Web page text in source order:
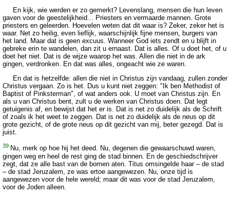
En kijk, wie werden er zo gemerkt? Levenslang, mensen die hun leven
gaven voor de geestelijkheid... Priesters en vermaarde mannen. Grote
priesters en geleerden. Hoevelen weten dat dit waar is? Zeker, zeker het is
waar. Net zo heilig, even lieflijk, waarschijnlijk fijne mensen, burgers van
het land. Maar dat is geen excuus. Wanneer God iets zendt en u blijft in
gebreke erin te wandelen, dan zit u ernaast. Dat is alles. Of u doet het, of u
doet het niet. Dat is de wijze waarop het was. Allen die niet in de ark
gingen, verdronken. En dat was alles, ongeacht wie ze waren.
En dat is hetzelfde: allen die niet in Christus zijn vandaag, zullen zonder
Christus vergaan. Zo is het. Dus u kunt niet zeggen: "Ik ben Methodist of
Baptist of Pinksterman", of wat anders ook. U moet van Christus zijn. En
als u van Christus bent, zult u de werken van Christus doen. Dat legt
getuigenis af, en bewijst dat het er is. Dat is net zo duidelijk als de Schrift
of zoals ik het weet te zeggen. Dat is net zo duidelijk als de neus op dit
grote gezicht, of de grote neus op dit gezicht van mij, beter gezegd. Dat is
juist.
39 Nu, merk op hoe hij het deed. Nu, degenen die gewaarschuwd waren,
gingen weg en heel de rest ging de stad binnen. En de geschiedschrijver
zegt, dat ze alle bast van de bomen aten. Titus omsingelde haar – de stad
– de stad Jeruzalem, ze was ertoe aangewezen. Nu, onze tijd is
aangewezen voor de hele wereld; maar dit was voor de stad Jeruzalem,
voor de Joden alleen.